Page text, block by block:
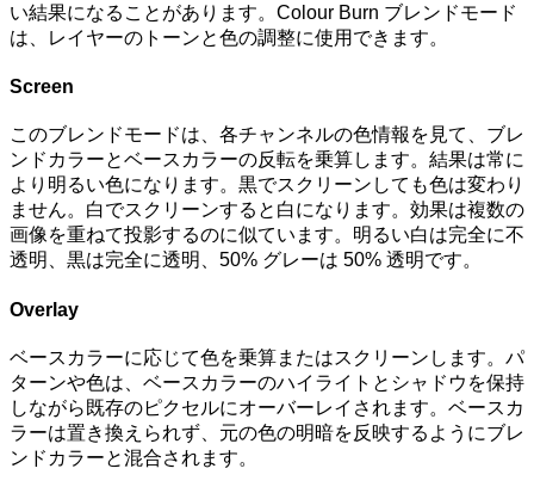
い結果になることがあります。Colour Burn ブレンドモード
は、レイヤーのトーンと色の調整に使用できます。
Screen
このブレンドモードは、各チャンネルの色情報を見て、ブレ
ンドカラーとベースカラーの反転を乗算します。結果は常に
より明るい色になります。黒でスクリーンしても色は変わり
ません。白でスクリーンすると白になります。効果は複数の
画像を重ねて投影するのに似ています。明るい白は完全に不
透明、黒は完全に透明、50% グレーは 50% 透明です。
Overlay
ベースカラーに応じて色を乗算またはスクリーンします。パ
ターンや色は、ベースカラーのハイライトとシャドウを保持
しながら既存のピクセルにオーバーレイされます。ベースカ
ラーは置き換えられず、元の色の明暗を反映するようにブレ
ンドカラーと混合されます。